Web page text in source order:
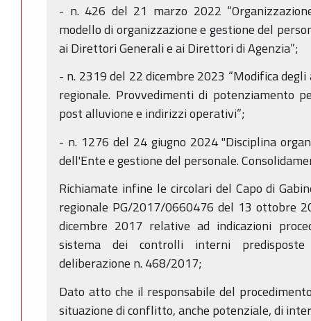
- n. 426 del 21 marzo 2022
modello di organizzazione e gestione del
ai Direttori Generali e ai Direttori di Agenzia”;
- n. 2319 del 22 dicembre 2023 “Modifica
regionale. Provvedimenti di potenziamento
post alluvione e indirizzi operativi”;
- n. 1276 del 24 giugno 2024 "Disciplina
dell'Ente e gestione del personale.
Richiamate infine le circolari del Capo di
regionale PG/2017/0660476 del 13 ottobre
dicembre 2017 relative ad indicazioni
sistema dei controlli interni
deliberazione n. 468/2017;
Dato atto che il responsabile del
situazione di conflitto, anche potenziale, di